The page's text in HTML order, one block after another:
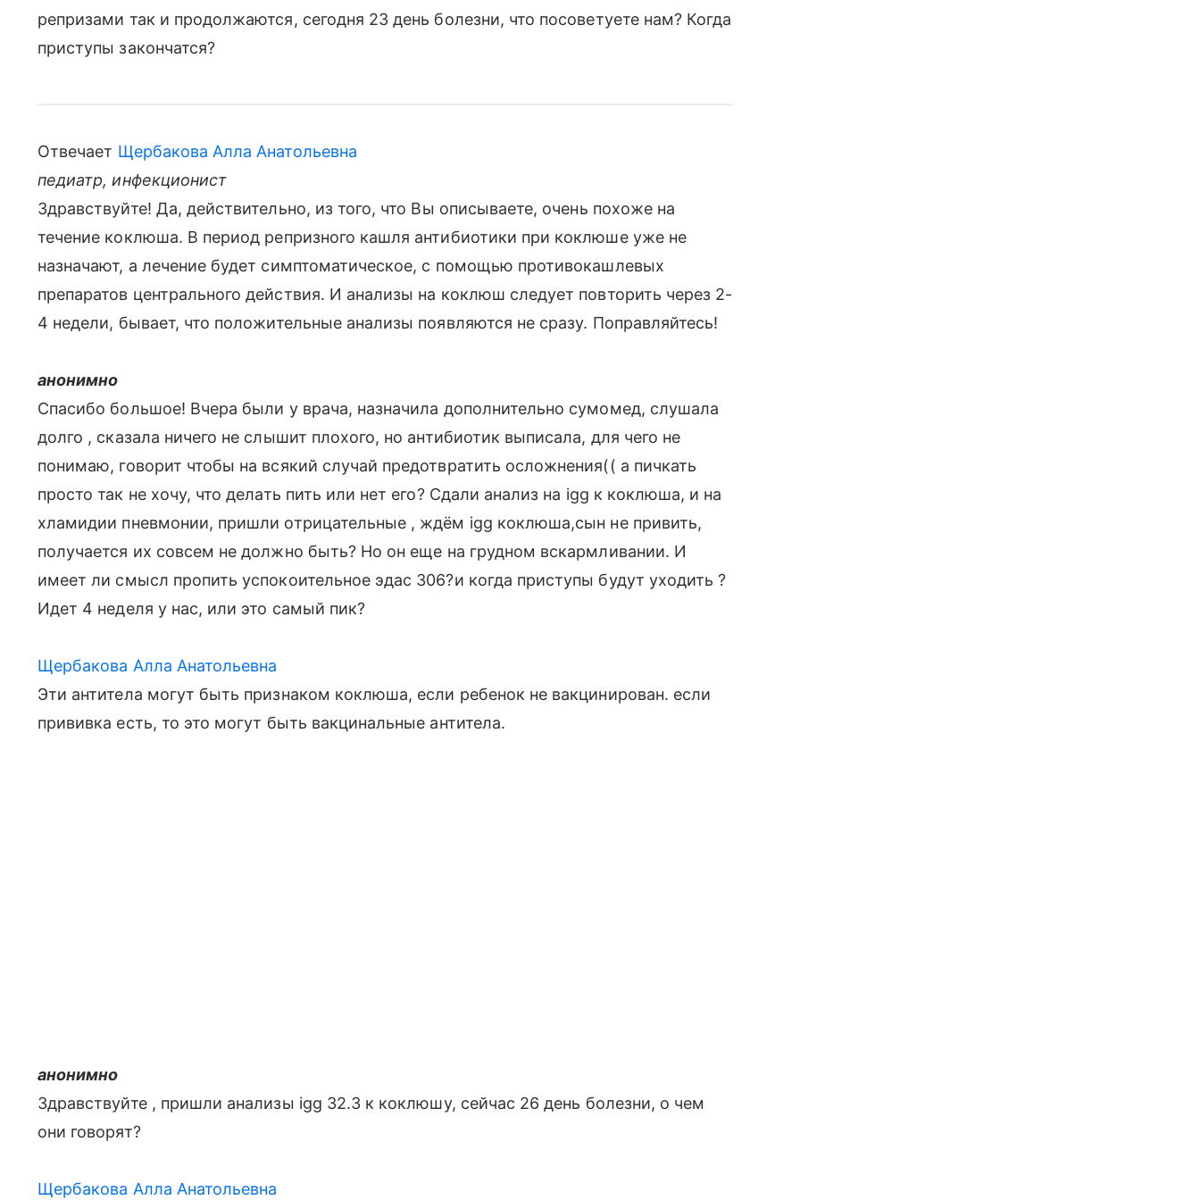
репризами так и продолжаются, сегодня 23 день болезни, что посоветуете нам? Когда
приступы закончатся?
Отвечает Щербакова Алла Анатольевна
педиатр, инфекционист
Здравствуйте! Да, действительно, из того, что Вы описываете, очень похоже на
течение коклюша. В период репризного кашля антибиотики при коклюше уже не
назначают, а лечение будет симптоматическое, с помощью противокашлевых
препаратов центрального действия. И анализы на коклюш следует повторить через 2-
4 недели, бывает, что положительные анализы появляются не сразу. Поправляйтесь!
анонимно
Спасибо большое! Вчера были у врача, назначила дополнительно сумомед, слушала
долго , сказала ничего не слышит плохого, но антибиотик выписала, для чего не
понимаю, говорит чтобы на всякий случай предотвратить осложнения(( а пичкать
просто так не хочу, что делать пить или нет его? Сдали анализ на igg к коклюша, и на
хламидии пневмонии, пришли отрицательные , ждём igg коклюша,сын не привить,
получается их совсем не должно быть? Но он еще на грудном вскармливании. И
имеет ли смысл пропить успокоительное эдас 306?и когда приступы будут уходить ?
Идет 4 неделя у нас, или это самый пик?
Щербакова Алла Анатольевна
Эти антитела могут быть признаком коклюша, если ребенок не вакцинирован. если
прививка есть, то это могут быть вакцинальные антитела.
анонимно
Здравствуйте , пришли анализы igg 32.3 к коклюшу, сейчас 26 день болезни, о чем
они говорят?
Щербакова Алла Анатольевна